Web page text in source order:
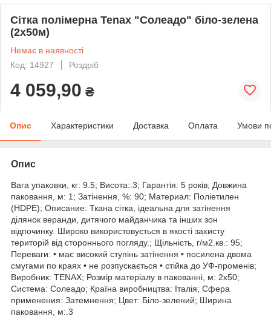
Сітка полімерна Tenax "Солеадо" біло-зелена
(2х50м)
Немає в наявності
Код: 14927
Роздріб
4 059,90 ₴
Опис Характеристики Доставка Оплата Умови
Опис
Вага упаковки, кг: 9.5; Висота:.3; Гарантія: 5 років; Довжина
паковання, м: 1; Затінення, %: 90; Материал: Поліетилен
(HDPE); Описание: Ткана сітка, ідеальна для затінення
ділянок веранди, дитячого майданчика та інших зон
відпочинку. Широко використовується в якості захисту
територій від стороннього погляду.; Щільність, г/м2.кв.: 95;
Переваги: • має високий ступінь затінення • посилена двома
смугами по краях • не розпускається • стійка до УФ-променів;
Виробник: TENAX; Розмір матеріалу в пакованні, м: 2х50;
Система: Солеадо; Країна виробництва: Італія; Сфера
применения: Затемнення; Цвет: Біло-зелений; Ширина
паковання, м:.3